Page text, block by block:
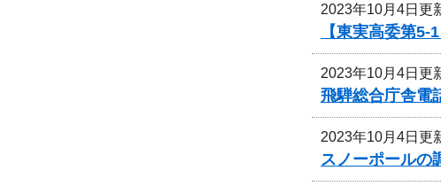
2023年10月4日更
【東実高委第
2023年10月4日更
飛騨総合庁舎電
2023年10月4日更
スノーポールの